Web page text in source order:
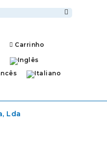
Carrinho